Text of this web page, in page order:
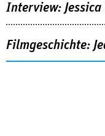
Interview:
Filmgeschichte: